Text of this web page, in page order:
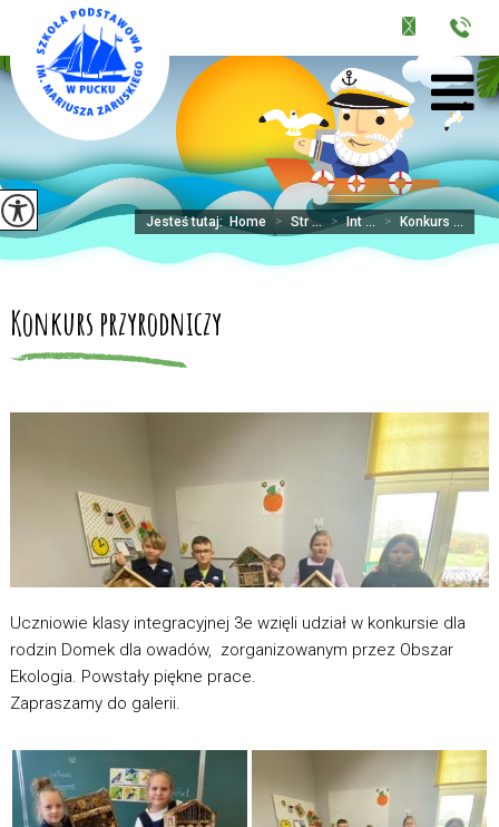
Jesteś tutaj: Home > Str ... > Int ... > Konkurs ...
Konkurs przyrodniczy
Uczniowie klasy integracyjnej 3e wzięli udział w konkursie dla
rodzin Domek dla owadów, zorganizowanym przez Obszar
Ekologia. Powstały piękne prace.
Zapraszamy do galerii.